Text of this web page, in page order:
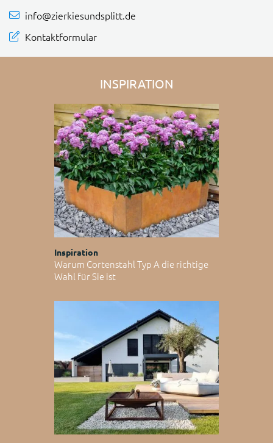
info@zierkiesundsplitt.de
Kontaktformular
INSPIRATION
Inspiration
Warum Cortenstahl Typ A die richtige
Wahl für Sie ist